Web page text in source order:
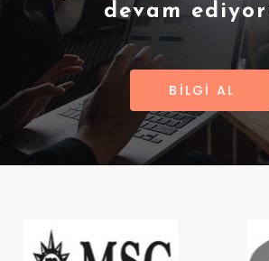
devam
BİLGİ AL